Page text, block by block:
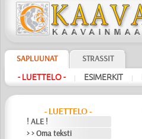
SAPLUUNAT STRASSIT
- LUETTELO - | ESIMERKIT |
- LUETTELO -
! ALE !
> > Oma teksti